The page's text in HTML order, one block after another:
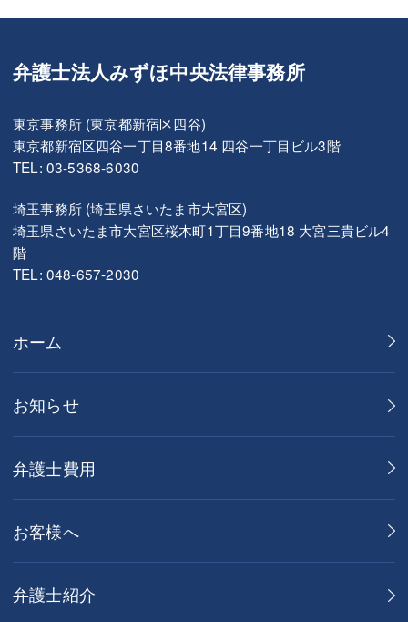
弁護士法人みずほ中央法律事務所
東京事務所 (東京都新宿区四谷)
東京都新宿区四谷一丁目8番地14 四谷一丁目ビル3階
TEL: 03-5368-6030
埼玉事務所 (埼玉県さいたま市大宮区)
埼玉県さいたま市大宮区桜木町1丁目9番地18 大宮三貴ビル4
階
TEL: 048-657-2030
ホーム
お知らせ
弁護士費用
お客様へ
弁護士紹介